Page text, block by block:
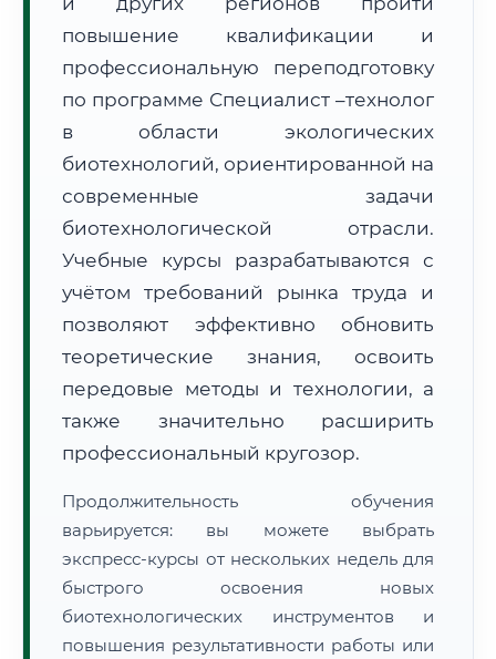
Расчет логистики оригиналов:
• Маршрут транзита:~3 717 км
повышение квалификации и
профессиональную переподготовку
по программе Специалист –технолог
в области экологических
биотехнологий, ориентированной на
современные задачи
биотехнологической отрасли.
Учебные курсы разрабатываются с
учётом требований рынка труда и
позволяют эффективно обновить
теоретические знания, освоить
передовые методы и технологии, а
также значительно расширить
профессиональный кругозор.
Продолжительность обучения
варьируется: вы можете выбрать
экспресс-курсы от нескольких недель для
быстрого освоения новых
биотехнологических инструментов и
повышения результативности работы или